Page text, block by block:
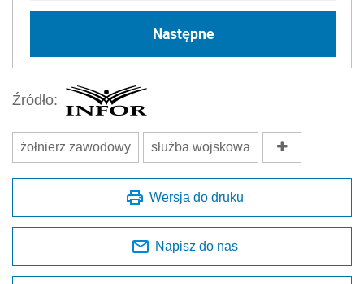
Następne
Źródło:
żołnierz zawodowy służba wojskowa
Wersja do druku
Napisz do nas